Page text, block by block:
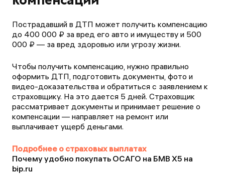
Пострадавший в ДТП может получить компенсацию
до 400 000 ₽ за вред его авто и имуществу и 500
000 ₽ — за вред здоровью или угрозу жизни.
Чтобы получить компенсацию, нужно правильно
оформить ДТП, подготовить документы, фото и
видео-доказательства и обратиться с заявлением к
страховщику. На это дается 5 дней. Страховщик
рассматривает документы и принимает решение о
компенсации — направляет на ремонт или
выплачивает ущерб деньгами.
Подробнее о страховых выплатах
Почему удобно покупать ОСАГО на БМВ X5 на
bip.ru